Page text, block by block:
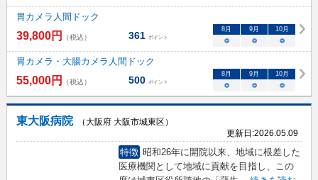
胃カメラ人間ドック
39,800円 （税込） 361 ポイント
8月 9月 10月
○ ○ ○
胃カメラ・大腸カメラ人間ドック
55,000円 （税込） 500 ポイント
8月 9月 10月
○ ○ ○
東大阪病院
（大阪府 大阪市城東区）
更新日:2026.05.09
特徴 昭和26年に開院以来、地域に根差した
医療機関として地域に貢献を目指し、この